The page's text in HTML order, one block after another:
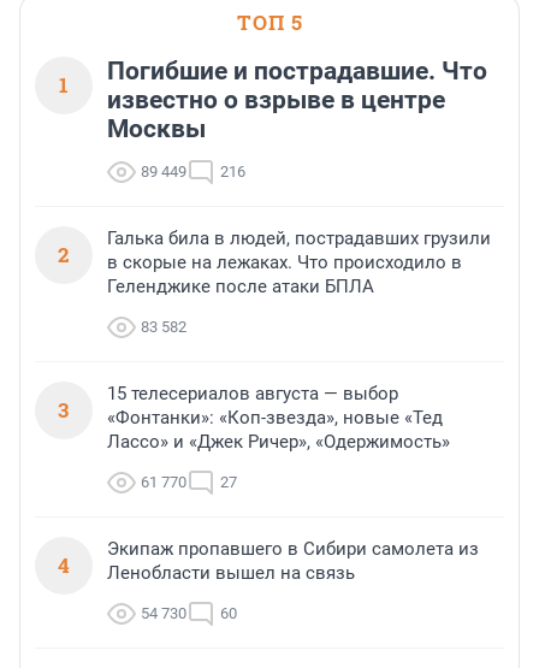
ТОП 5
1
Погибшие и пострадавшие. Что
известно о взрыве в центре
Москвы
89 449 216
2
Галька била в людей, пострадавших грузили
в скорые на лежаках. Что происходило в
Геленджике после атаки БПЛА
83 582
3
15 телесериалов августа — выбор
«Фонтанки»: «Коп-звезда», новые «Тед
Лассо» и «Джек Ричер», «Одержимость»
61 770 27
4
Экипаж пропавшего в Сибири самолета из
Ленобласти вышел на связь
54 730 60